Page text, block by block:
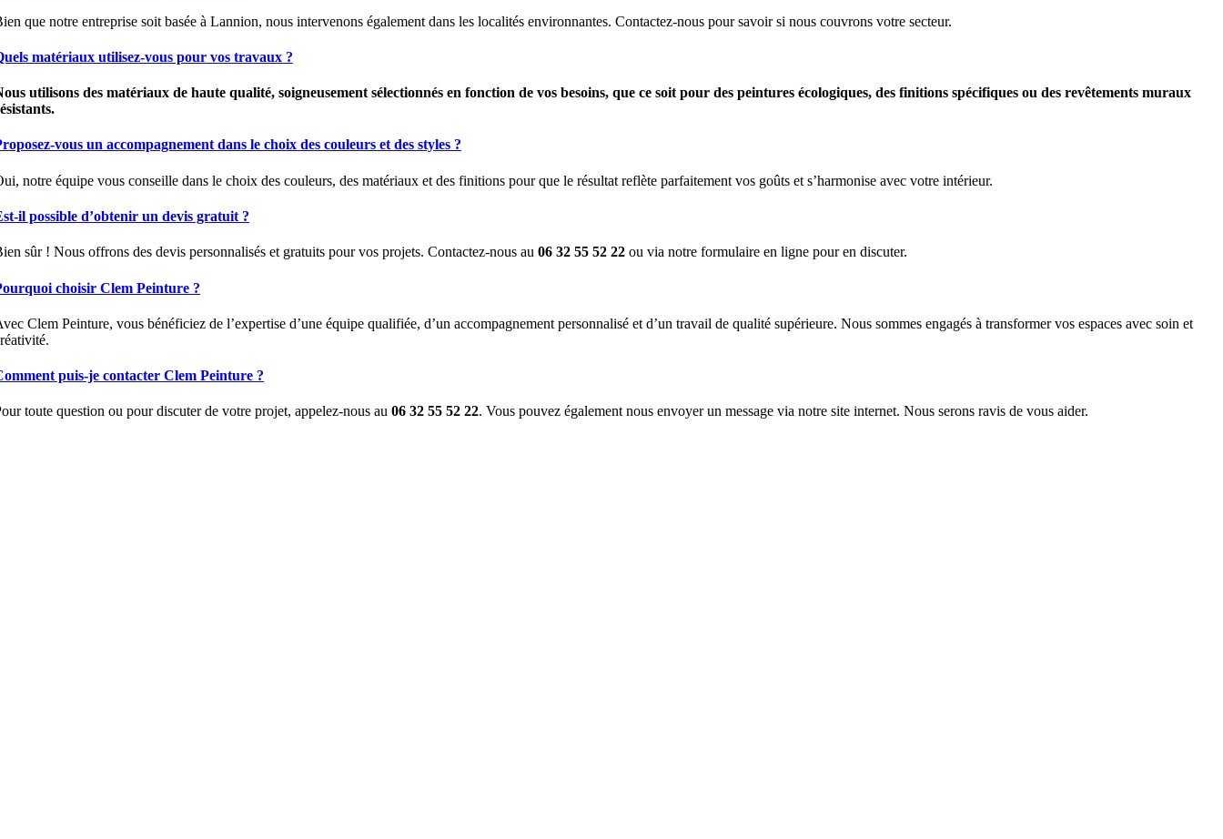
que notre entreprise soit basée à Lannion, nous intervenons également dans les localités environnantes. Contactez-nous pour savoir si nous couvrons votre secteur.
matériaux utilisez-vous pour vos travaux ?
utilisons des matériaux de haute qualité, soigneusement sélectionnés en fonction de vos besoins, que ce soit pour des peintures écologiques, des finitions spécifiques ou des revêtements muraux
vous un accompagnement dans le choix des couleurs et des styles ?
notre équipe vous conseille dans le choix des couleurs, des matériaux et des finitions pour que le résultat reflète parfaitement vos goûts et s’harmonise avec votre intérieur.
il possible d’obtenir un devis gratuit ?
sûr ! Nous offrons des devis personnalisés et gratuits pour vos projets. Contactez-nous au 06 32 55 52 22 ou via notre formulaire en ligne pour en discuter.
choisir Clem Peinture ?
Clem Peinture, vous bénéficiez de l’expertise d’une équipe qualifiée, d’un accompagnement personnalisé et d’un travail de qualité supérieure. Nous sommes engagés à transformer vos espaces avec soin et
puis-je contacter Clem Peinture ?
toute question ou pour discuter de votre projet, appelez-nous au 06 32 55 52 22. Vous pouvez également nous envoyer un message via notre site internet. Nous serons ravis de vous aider.